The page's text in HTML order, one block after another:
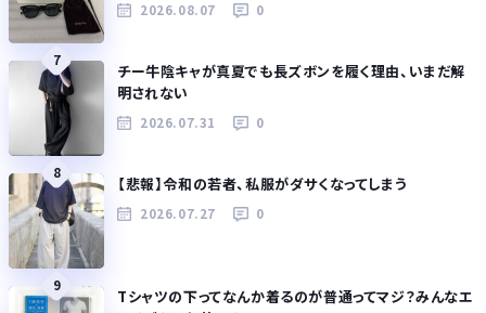
2026.08.07 0
7
チー牛陰キャが真夏でも長ズボンを履く理由、いまだ解
明されない
2026.07.31 0
8
【悲報】令和の若者、私服がダサくなってしまう
2026.07.27 0
9
Tシャツの下ってなんか着るのが普通ってマジ？みんなエ